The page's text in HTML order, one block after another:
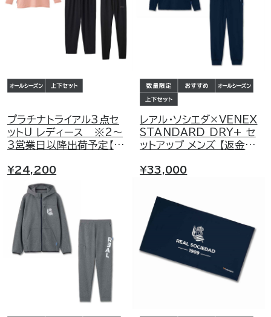
プラチナトライアル3点セ
ットU レディース ※2～
3営業日以降出荷予定【返
¥24,200
レアル・ソシエダ×VENEX
STANDARD DRY+ セ
ットアップ メンズ 【返金保
¥33,000